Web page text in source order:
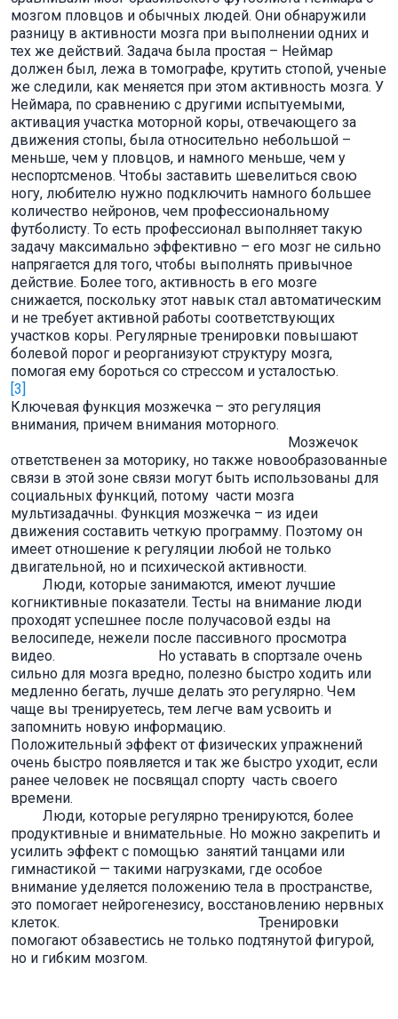
мозгом пловцов и обычных людей. Они обнаружили
разницу в активности мозга при выполнении одних и
тех же действий. Задача была простая – Неймар
должен был, лежа в томографе, крутить стопой, ученые
же следили, как меняется при этом активность мозга. У
Неймара, по сравнению с другими испытуемыми,
активация участка моторной коры, отвечающего за
движения стопы, была относительно небольшой –
меньше, чем у пловцов, и намного меньше, чем у
неспортсменов. Чтобы заставить шевелиться свою
ногу, любителю нужно подключить намного большее
количество нейронов, чем профессиональному
футболисту. То есть профессионал выполняет такую
задачу максимально эффективно – его мозг не сильно
напрягается для того, чтобы выполнять привычное
действие. Более того, активность в его мозге
снижается, поскольку этот навык стал автоматическим
и не требует активной работы соответствующих
участков коры. Регулярные тренировки повышают
болевой порог и реорганизуют структуру мозга,
помогая ему бороться со стрессом и усталостью.
[3]
Ключевая функция мозжечка – это регуляция
внимания, причем внимания моторного.
Мозжечок
ответственен за моторику, но также новообразованные
связи в этой зоне связи могут быть использованы для
социальных функций, потому части мозга
мультизадачны. Функция мозжечка – из идеи
движения составить четкую программу. Поэтому он
имеет отношение к регуляции любой не только
двигательной, но и психической активности.
Люди, которые занимаются, имеют лучшие
когниктивные показатели. Тесты на внимание люди
проходят успешнее после получасовой езды на
велосипеде, нежели после пассивного просмотра
видео. Но уставать в спортзале очень
сильно для мозга вредно, полезно быстро ходить или
медленно бегать, лучше делать это регулярно. Чем
чаще вы тренируетесь, тем легче вам усвоить и
запомнить новую информацию.
Положительный эффект от физических упражнений
очень быстро появляется и так же быстро уходит, если
ранее человек не посвящал спорту часть своего
времени.
Люди, которые регулярно тренируются, более
продуктивные и внимательные. Но можно закрепить и
усилить эффект с помощью занятий танцами или
гимнастикой — такими нагрузками, где особое
внимание уделяется положению тела в пространстве,
это помогает нейрогенезису, восстановлению нервных
клеток. Тренировки
помогают обзавестись не только подтянутой фигурой,
но и гибким мозгом.